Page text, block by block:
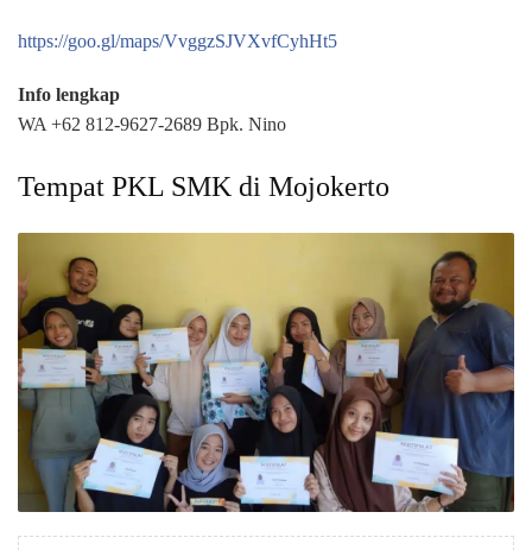
https://goo.gl/maps/VvggzSJVXvfCyhHt5
Info lengkap
WA +62 812-9627-2689 Bpk. Nino
Tempat PKL SMK di Mojokerto